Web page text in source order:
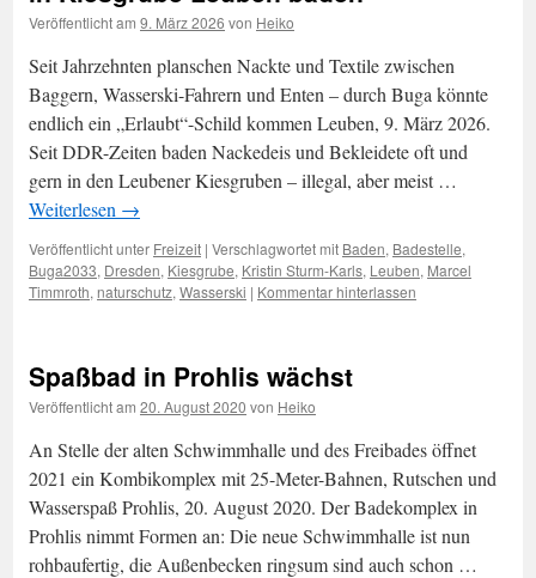
Veröffentlicht am 9. März 2026 von Heiko
Seit Jahrzehnten planschen Nackte und Textile zwischen
Baggern, Wasserski-Fahrern und Enten – durch Buga könnte
endlich ein „Erlaubt“-Schild kommen Leuben, 9. März 2026.
Seit DDR-Zeiten baden Nackedeis und Bekleidete oft und
gern in den Leubener Kiesgruben – illegal, aber meist …
Weiterlesen →
Veröffentlicht unter Freizeit | Verschlagwortet mit Baden, Badestelle,
Buga2033, Dresden, Kiesgrube, Kristin Sturm-Karls, Leuben, Marcel
Timmroth, naturschutz, Wasserski | Kommentar hinterlassen
Spaßbad in Prohlis wächst
Veröffentlicht am 20. August 2020 von Heiko
An Stelle der alten Schwimmhalle und des Freibades öffnet
2021 ein Kombikomplex mit 25-Meter-Bahnen, Rutschen und
Wasserspaß Prohlis, 20. August 2020. Der Badekomplex in
Prohlis nimmt Formen an: Die neue Schwimmhalle ist nun
rohbaufertig, die Außenbecken ringsum sind auch schon …